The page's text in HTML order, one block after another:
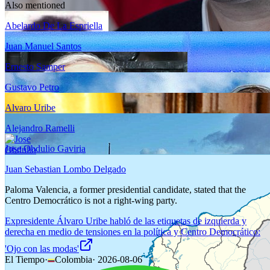
Also mentioned
Abelardo De La Espriella
Juan Manuel Santos
Ernesto Samper
Gustavo Petro
Alvaro Uribe
Alejandro Ramelli
Jose Obdulio Gaviria
Juan Sebastian Lombo Delgado
Paloma Valencia, a former presidential candidate, stated that the
Centro Democrático is not a right-wing party.
Expresidente Álvaro Uribe habló de las etiquetas de izquierda y
derecha en medio de tensiones en la política y Centro Democrático:
'Ojo con las modas'
El Tiempo· Colombia· 2026-08-06